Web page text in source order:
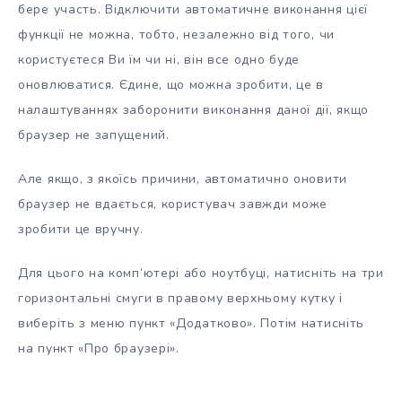
бере участь. Відключити автоматичне виконання цієї
функції не можна, тобто, незалежно від того, чи
користуєтеся Ви їм чи ні, він все одно буде
оновлюватися. Єдине, що можна зробити, це в
налаштуваннях заборонити виконання даної дії, якщо
браузер не запущений.
Але якщо, з якоїсь причини, автоматично оновити
браузер не вдається, користувач завжди може
зробити це вручну.
Для цього на комп’ютері або ноутбуці, натисніть на три
горизонтальні смуги в правому верхньому кутку і
виберіть з меню пункт «Додатково». Потім натисніть
на пункт «Про браузері».